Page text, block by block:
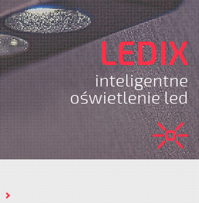
LEDIX
inteligentne
oświetlenie led